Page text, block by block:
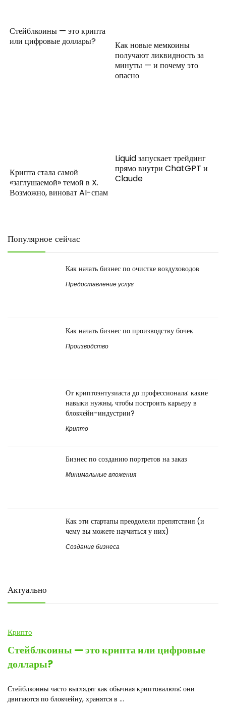
Стейблкоины — это крипта
или цифровые доллары?
Как новые мемкоины
получают ликвидность за
минуты — и почему это
опасно
Крипта стала самой
«заглушаемой» темой в X.
Возможно, виноват AI-спам
Liquid запускает трейдинг
прямо внутри ChatGPT и
Claude
Популярное сейчас
Как начать бизнес по очистке воздуховодов
Предоставление услуг
Как начать бизнес по производству бочек
Производство
От криптоэнтузиаста до профессионала: какие
навыки нужны, чтобы построить карьеру в
блокчейн-индустрии?
Крипто
Бизнес по созданию портретов на заказ
Минимальные вложения
Как эти стартапы преодолели препятствия (и
чему вы можете научиться у них)
Создание бизнеса
Актуально
Крипто
Стейблкоины — это крипта или цифровые
доллары?
Стейблкоины часто выглядят как обычная криптовалюта: они
двигаются по блокчейну, хранятся в ...